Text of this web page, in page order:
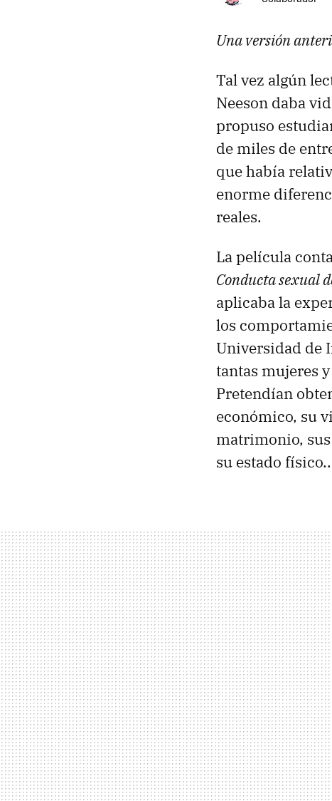
Una versión
Tal vez algún
Neeson daba
propuso
de miles de
que había
enorme
reales.
La película
Conducta sexual
aplicaba la
los
Universidad de
tantas mujeres
Pretendían
económico, su
matrimonio,
su estado